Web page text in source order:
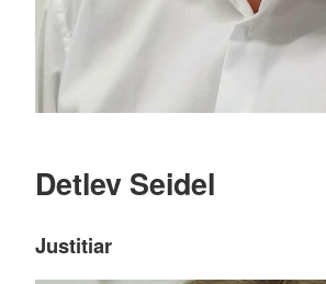
Detlev Seidel
Justitiar